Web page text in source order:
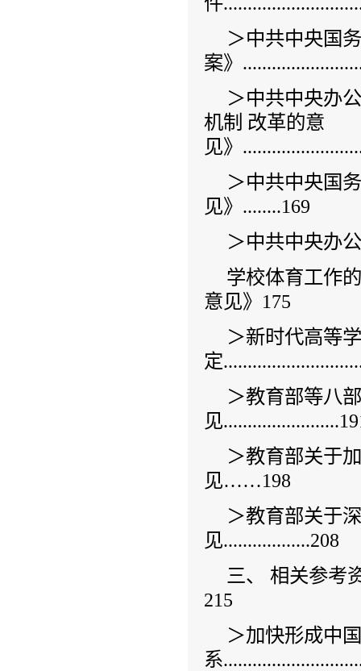
＞中共中央国
案》
＞中共中央办
机制 改革的意
见》
＞中共中央国
见》........169
＞中共中央办
学校体育工作
意见》175
＞新时代高等
定
＞教育部等八
见
＞教育部关于
见……198
＞教育部关于
见..................208
三、 相关参考
215
＞加快形成中
系